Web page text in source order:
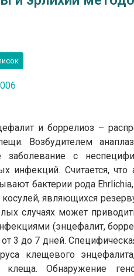
и боррелиоз –
Возбудителем
заболевание с
инфекций. Считается,
бактерии рода
косулей, являющихся
случаях может
(энцефалит,
от 3 до 7 дней.
клещевого
клеща. Обнаружение